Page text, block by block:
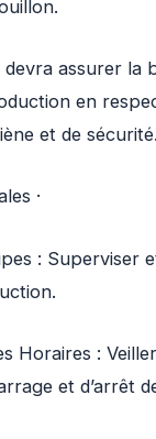
devra assurer la
en
et de sécurité.
·
: Superviser
: Veiller
et d’arrêt